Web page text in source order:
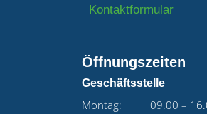
Kontaktformular
Öffnungszeiten
Geschäftsstelle
Montag: 09.00 –